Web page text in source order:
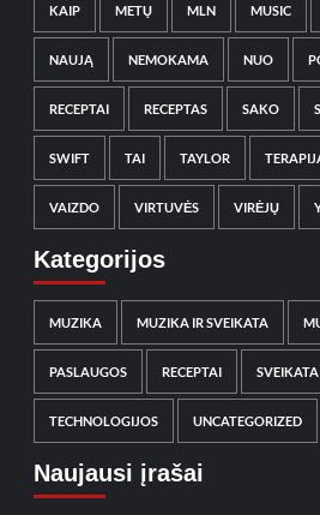
KAIP METŲ MLN MUSIC
NAUJĄ NEMOKAMA NUO
RECEPTAI RECEPTAS SAKO
SWIFT TAI TAYLOR
VAIZDO VIRTUVĖS VIRĖJŲ
Kategorijos
MUZIKA MUZIKA IR SVEIKATA
PASLAUGOS RECEPTAI SVEIKATA
TECHNOLOGIJOS UNCATEGORIZED
Naujausi įrašai